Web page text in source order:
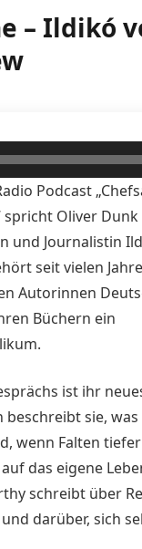
– Ildikó
Podcast
spricht Oliver
und Journalistin
seit vielen
Autorinnen
Büchern ein
ist ihr
beschreibt sie,
wenn Falten
das eigene
schreibt über
darüber, sich